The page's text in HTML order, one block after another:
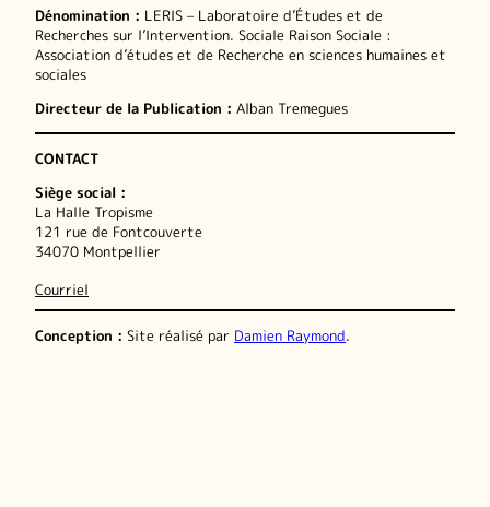
Dénomination : LERIS – Laboratoire d’Études et de
Recherches sur l’Intervention. Sociale Raison Sociale :
Association d’études et de Recherche en sciences humaines et
sociales
Directeur de la Publication : Alban Tremegues
CONTACT
Siège social :
La Halle Tropisme
121 rue de Fontcouverte
34070 Montpellier
Courriel
Conception : Site réalisé par Damien Raymond.